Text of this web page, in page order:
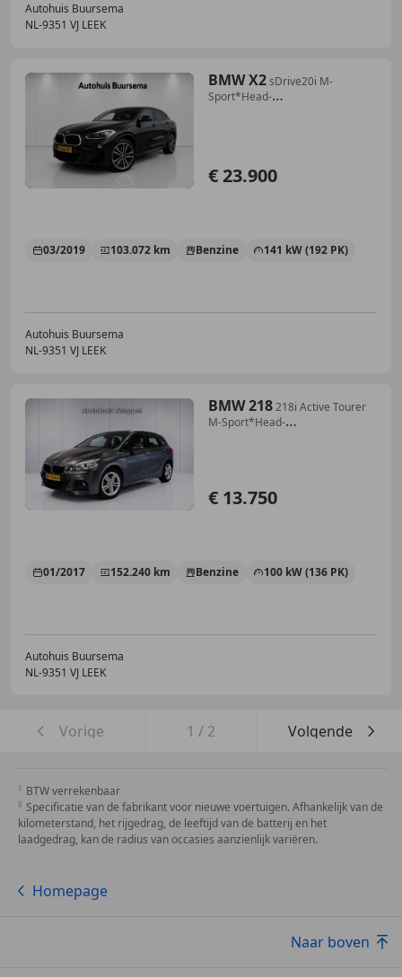
Autohuis Buursema
NL-9351 VJ LEEK
BMW X2sDrive20i M-
Sport*Head-
€ 23.900
03/2019 103.072 km Benzine 141 kW (192 PK)
Autohuis Buursema
NL-9351 VJ LEEK
BMW 218218i Active Tourer
M-Sport*Head-
€ 13.750
01/2017 152.240 km Benzine 100 kW (136 PK)
Autohuis Buursema
NL-9351 VJ LEEK
Vorige 1 / 2 Volgende
BTW verrekenbaar
Specificatie van de fabrikant voor nieuwe voertuigen. Afhankelijk van de
kilometerstand, het rijgedrag, de leeftijd van de batterij en het
laadgedrag, kan de radius van occasies aanzienlijk variëren.
Homepage
Naar boven